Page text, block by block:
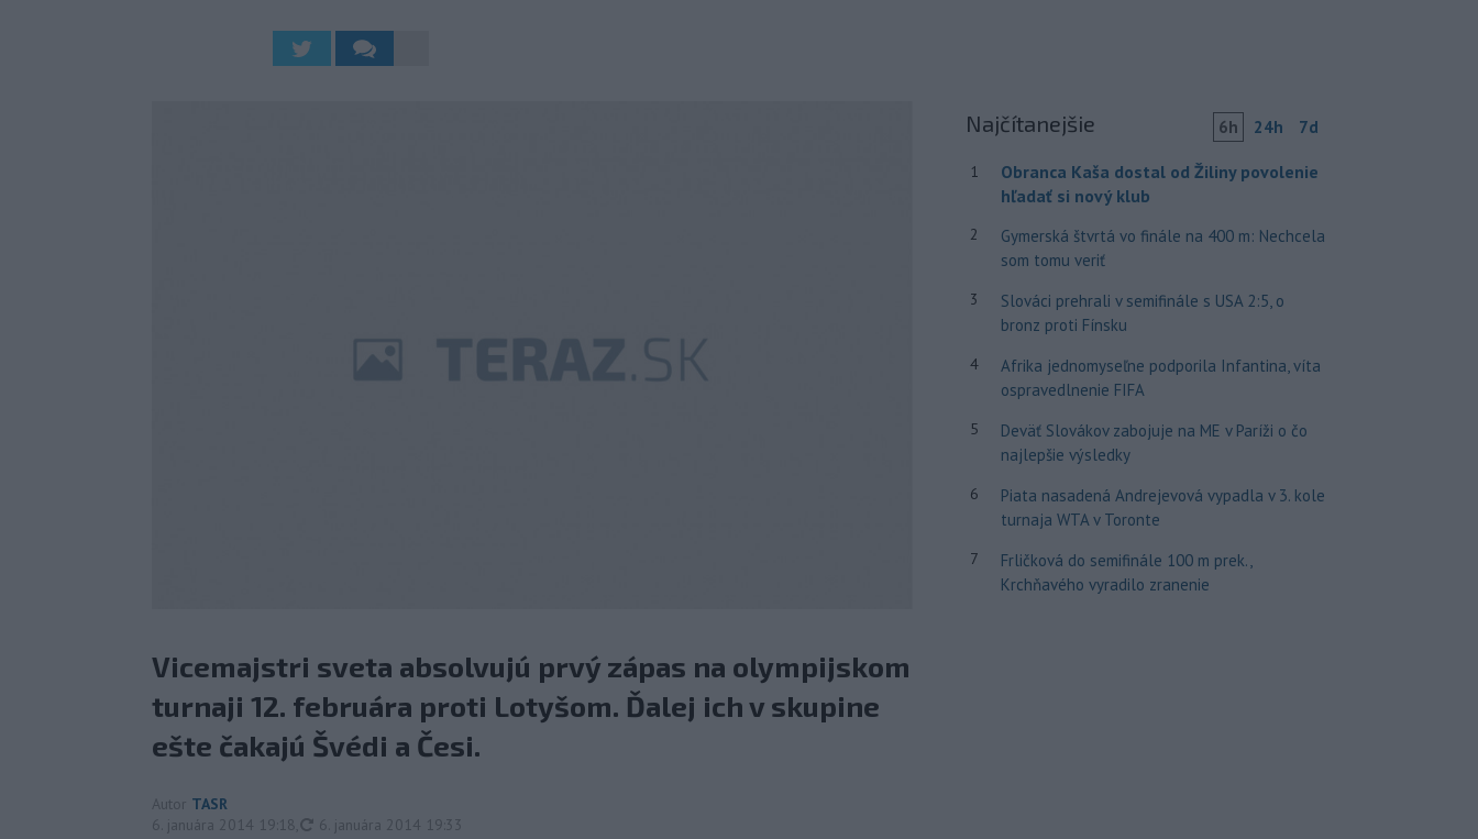
Vicemajstri sveta absolvujú prvý zápas na olympijskom
turnaji 12. februára proti Lotyšom. Ďalej ich v skupine
ešte čakajú Švédi a Česi.
Autor TASR
6. januára 2014 19:18
aktualizované
6. januára 2014 19:33
Najčítanejšie 6h 24h 7d
1
Obranca Kaša dostal od Žiliny povolenie
hľadať si nový klub
2
Gymerská štvrtá vo finále na 400 m: Nechcela
som tomu veriť
3
Slováci prehrali v semifinále s USA 2:5, o
bronz proti Fínsku
4
Afrika jednomyseľne podporila Infantina, víta
ospravedlnenie FIFA
5
Deväť Slovákov zabojuje na ME v Paríži o čo
najlepšie výsledky
6
Piata nasadená Andrejevová vypadla v 3. kole
turnaja WTA v Toronte
7
Frličková do semifinále 100 m prek.,
Krchňavého vyradilo zranenie